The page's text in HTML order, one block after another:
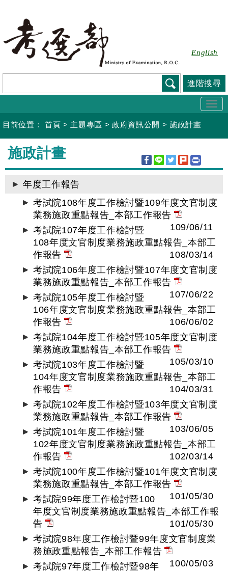
要
容
English
進階搜尋
目前位置： 首頁 > 主題專區 >政府資訊公開 >施政計畫
:::
施政計畫
年度工作報告
考試院108年度工作檢討暨109年度文官制度
業務施政重點報告_本部工作報告
109/06/11
考試院107年度工作檢討暨
108年度文官制度業務施政重點報告_本部工
作報告
108/03/14
考試院106年度工作檢討暨107年度文官制度
業務施政重點報告_本部工作報告
107/06/22
考試院105年度工作檢討暨
106年度文官制度業務施政重點報告_本部工
作報告
106/06/02
考試院104年度工作檢討暨105年度文官制度
業務施政重點報告_本部工作報告
105/03/10
考試院103年度工作檢討暨
104年度文官制度業務施政重點報告_本部工
作報告
104/03/31
考試院102年度工作檢討暨103年度文官制度
業務施政重點報告_本部工作報告
103/06/05
考試院101年度工作檢討暨
102年度文官制度業務施政重點報告_本部工
作報告
102/03/14
考試院100年度工作檢討暨101年度文官制度
業務施政重點報告_本部工作報告
101/05/30
考試院99年度工作檢討暨100
年度文官制度業務施政重點報告_本部工作報
告
101/05/30
考試院98年度工作檢討暨99年度文官制度業
務施政重點報告_本部工作報告
100/05/03
考試院97年度工作檢討暨98年